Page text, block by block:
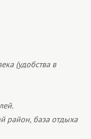
(удобства в
район, база отдыха